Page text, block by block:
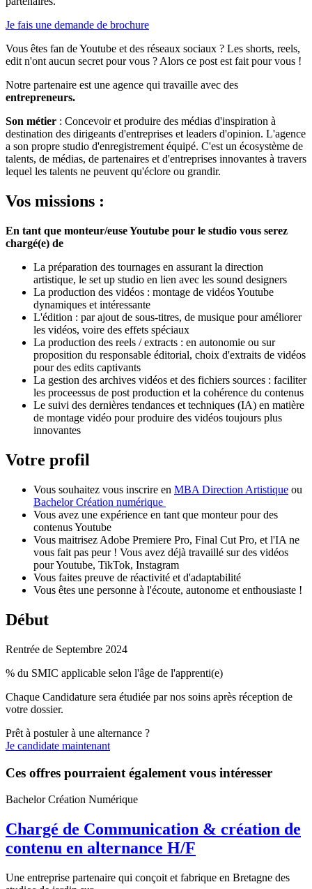
Je fais une demande de brochure
Vous êtes fan de Youtube et des réseaux sociaux ? Les shorts, reels,
edit n'ont aucun secret pour vous ? Alors ce post est fait pour vous !
Notre partenaire est une agence qui travaille avec des
entrepreneurs.
Son métier : Concevoir et produire des médias d'inspiration à
destination des dirigeants d'entreprises et leaders d'opinion. L'agence
a son propre studio d'enregistrement équipé. C'est un écosystème de
talents, de médias, de partenaires et d'entreprises innovantes à travers
lequel les talents ne peuvent qu'éclore ou grandir.
Vos missions :
En tant que monteur/euse Youtube pour le studio vous serez
chargé(e) de
La préparation des tournages en assurant la direction
artistique, le set up studio en lien avec les sound designers
La production des vidéos : montage de vidéos Youtube
dynamiques et intéressante
L'édition : par ajout de sous-titres, de musique pour améliorer
les vidéos, voire des effets spéciaux
La production des reels / extracts : en autonomie ou sur
proposition du responsable éditorial, choix d'extraits de vidéos
pour des edits captivants
La gestion des archives vidéos et des fichiers sources : faciliter
les proceessus de post production et la cohérence du contenus
Le suivi des dernières tendances et techniques (IA) en matière
de montage vidéo pour produire des vidéos toujours plus
innovantes
Votre profil
Vous souhaitez vous inscrire en MBA Direction Artistique ou
Bachelor Création numérique
Vous avez une expérience en tant que monteur pour des
contenus Youtube
Vous maitrisez Adobe Premiere Pro, Final Cut Pro, et l'IA ne
vous fait pas peur ! Vous avez déjà travaillé sur des vidéos
pour Youtube, TikTok, Instagram
Vous faites preuve de réactivité et d'adaptabilité
Vous êtes une personne à l'écoute, autonome et enthousiaste !
Début
Rentrée de Septembre 2024
% du SMIC applicable selon l'âge de l'apprenti(e)
Chaque Candidature sera étudiée par nos soins après réception de
votre dossier.
Prêt à postuler à une alternance ?
Je candidate maintenant
Ces offres pourraient également vous intéresser
Bachelor Création Numérique
Chargé de Communication & création de
contenu en alternance H/F
Une entreprise partenaire qui conçoit et fabrique en Bretagne des